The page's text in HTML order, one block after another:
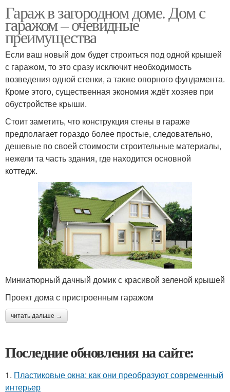
Гараж в загородном доме. Дом с
гаражом – очевидные
преимущества
Если ваш новый дом будет строиться под одной крышей
с гаражом, то это сразу исключит необходимость
возведения одной стенки, а также опорного фундамента.
Кроме этого, существенная экономия ждёт хозяев при
обустройстве крыши.
Стоит заметить, что конструкция стены в гараже
предполагает гораздо более простые, следовательно,
дешевые по своей стоимости строительные материалы,
нежели та часть здания, где находится основной
коттедж.
Миниатюрный дачный домик с красивой зеленой крышей
Проект дома с пристроенным гаражом
читать дальше →
Последние обновления на сайте:
1. Пластиковые окна: как они преобразуют современный
интерьер